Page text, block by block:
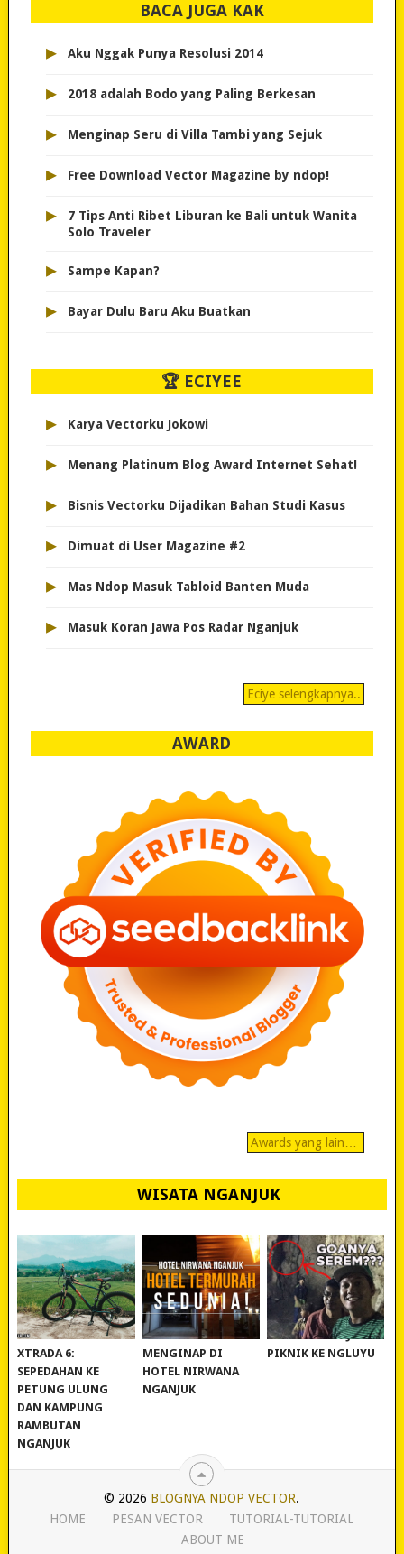
BACA JUGA KAK
▸ Aku Nggak Punya Resolusi 2014
▸ 2018 adalah Bodo yang Paling Berkesan
▸ Menginap Seru di Villa Tambi yang Sejuk
▸ Free Download Vector Magazine by ndop!
▸
7 Tips Anti Ribet Liburan ke Bali untuk Wanita
Solo Traveler
▸ Sampe Kapan?
▸ Bayar Dulu Baru Aku Buatkan
🏆 ECIYEE
▸ Karya Vectorku Jokowi
▸ Menang Platinum Blog Award Internet Sehat!
▸ Bisnis Vectorku Dijadikan Bahan Studi Kasus
▸ Dimuat di User Magazine #2
▸ Mas Ndop Masuk Tabloid Banten Muda
▸ Masuk Koran Jawa Pos Radar Nganjuk
Eciye selengkapnya..
AWARD
Awards yang lain…
WISATA NGANJUK
REVIEW POLYGON
XTRADA 6:
SEPEDAHAN KE
PETUNG ULUNG
DAN KAMPUNG
RAMBUTAN
NGANJUK
MURAH BANGET!
MENGINAP DI
HOTEL NIRWANA
NGANJUK
WISATA NGANJUK:
PIKNIK KE NGLUYU
© 2026 BLOGNYA NDOP VECTOR.
HOME
PESAN VECTOR
TUTORIAL-TUTORIAL
ABOUT ME